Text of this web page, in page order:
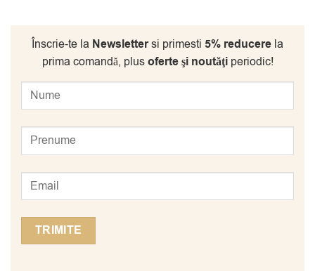
Înscrie-te la Newslettersi primesti 5% reducere la
prima comandă, plusoferte şi noutăţiperiodic!